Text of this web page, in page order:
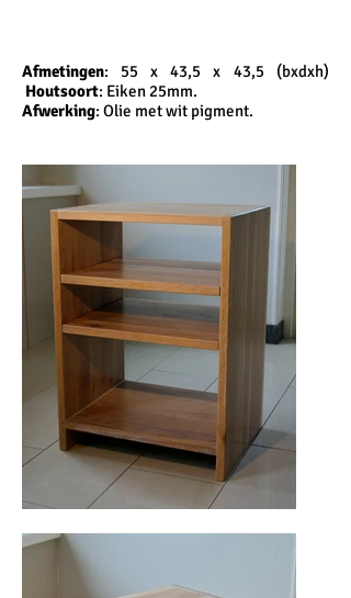
Afmetingen: 55 x 43,5 x 43,5 (bxdxh)
Houtsoort: Eiken 25mm.
Afwerking: Olie met wit pigment.